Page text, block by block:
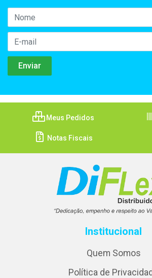
Meus Pedidos
Notas Fiscais
Institucional
Quem Somos
Política de